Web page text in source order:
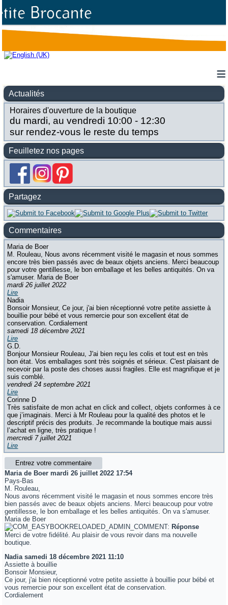
≡
Actualités
Horaires d'ouverture de la boutique
du mardi, au vendredi 10:00 - 12:30
sur rendez-vous le reste du temps
Feuilletez nos pages
Partagez
Commentaires
Maria de Boer
M. Rouleau, Nous avons récemment visité le magasin et nous sommes
encore très bien passés avec de beaux objets anciens. Merci beaucoup
pour votre gentillesse, le bon emballage et les belles antiquités. On va
s'amuser. Maria de Boer
mardi 26 juillet 2022
Lire
Nadia
Bonsoir Monsieur, Ce jour, j'ai bien réceptionné votre petite assiette à
bouillie pour bébé et vous remercie pour son excellent état de
conservation. Cordialement
samedi 18 décembre 2021
Lire
G.D.
Bonjour Monsieur Rouleau, J'ai bien reçu les colis et tout est en très
bon état. Vos emballages sont très soignés et sérieux. C'est plaisant de
recevoir par la poste des choses aussi fragiles. Elle est magnifique et je
suis comblé.
vendredi 24 septembre 2021
Lire
Corinne D
Très satisfaite de mon achat en click and collect, objets conformes à ce
que j’imaginais. Merci à Mr Rouleau pour la qualité des photos et le
descriptif précis des produits. Je recommande la boutique mais aussi
l’achat en ligne, très pratique !
mercredi 7 juillet 2021
Lire
Entrez votre commentaire
Maria de Boer mardi 26 juillet 2022 17:54
Pays-Bas
M. Rouleau,
Nous avons récemment visité le magasin et nous sommes encore très
bien passés avec de beaux objets anciens. Merci beaucoup pour votre
gentillesse, le bon emballage et les belles antiquités. On va s'amuser.
Maria de Boer
Réponse
Merci de votre fidélité. Au plaisir de vous revoir dans ma nouvelle
boutique.
Nadia samedi 18 décembre 2021 11:10
Assiette à bouillie
Bonsoir Monsieur,
Ce jour, j'ai bien réceptionné votre petite assiette à bouillie pour bébé et
vous remercie pour son excellent état de conservation.
Cordialement